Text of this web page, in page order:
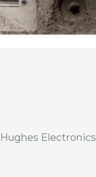
Electronics